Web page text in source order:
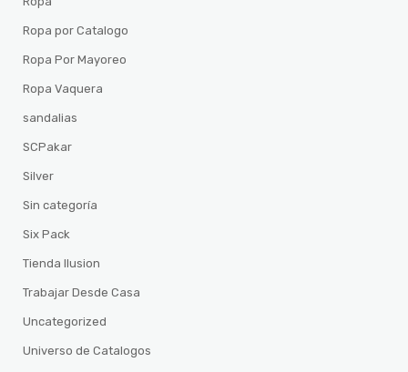
Ropa por Catalogo
Ropa Por Mayoreo
Ropa Vaquera
sandalias
SCPakar
Silver
Sin categoría
Six Pack
Tienda Ilusion
Trabajar Desde Casa
Uncategorized
Universo de Catalogos